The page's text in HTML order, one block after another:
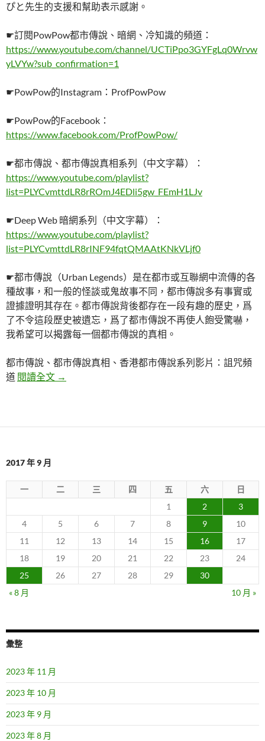
ぴと先生的支援和幫助表示感謝。
☛訂閱PowPow都市傳說、暗網、冷知識的頻道：
https://www.youtube.com/channel/UCTiPpo3GYFgLq0Wrvw
yLVYw?sub_confirmation=1
☛PowPow的Instagram：ProfPowPow
☛PowPow的Facebook：
https://www.facebook.com/ProfPowPow/
☛都市傳說、都市傳說真相系列（中文字幕）：
https://www.youtube.com/playlist?
list=PLYCvmttdLR8rROmJ4EDli5gw_FEmH1LJv
☛Deep Web 暗網系列（中文字幕）：
https://www.youtube.com/playlist?
list=PLYCvmttdLR8rINF94fqtQMAAtKNkVLjf0
☛都市傳說（Urban Legends）是在都市或互聯網中流傳的各
種故事，和一般的怪談或鬼故事不同，都市傳說多有事實或
證據證明其存在。都市傳說背後都存在一段有趣的歷史，爲
了不令這段歷史被遺忘，爲了都市傳說不再使人飽受驚嚇，
我希望可以揭露每一個都市傳說的真相。
都市傳說、都市傳說真相、香港都市傳說系列影片：詛咒頻
道 閱讀全文 【都市傳說真相】Youtube詛咒頻道: 666真相｜
→
2017 年 9 月
一 二 三 四 五 六
日
1
2
3
4
5 6 7 8 9
10
11
12 13 14 15 16
17
18
19 20 21 22 23
24
25
26 27 28 29
30
« 8 月
10 月 »
彙整
2023 年 11 月
2023 年 10 月
2023 年 9 月
2023 年 8 月